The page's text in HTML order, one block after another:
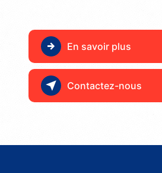
En savoir plus
Contactez-nous